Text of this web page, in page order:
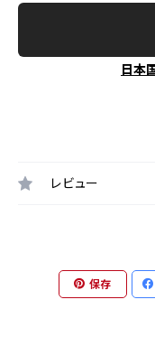
日本
レビュー
保存